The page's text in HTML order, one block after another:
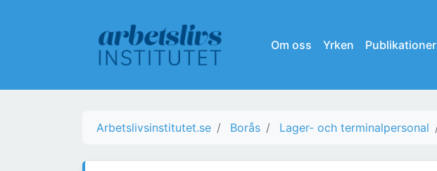
Om oss Yrken Publikationer
Arbetslivsinstitutet.se Borås Lager- och terminalpersonal